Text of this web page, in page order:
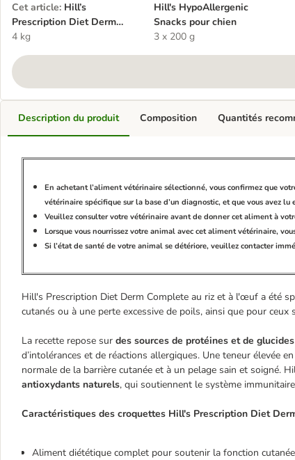
Cet article: Hill’s
Prescription Diet Derm
Complete Riz et œuf
4 kg
Hill's HypoAllergenic
Snacks pour chien
3 x 200 g
Description du produit
En achetant l’aliment vétérinaire sélectionné, vous confirmez que
vétérinaire spécifique sur la base d’un diagnostic, et que vous avez
Veuillez consulter votre vétérinaire avant de donner cet aliment à
Lorsque vous nourrissez votre animal avec cet aliment vétérinaire,
Si l’état de santé de votre animal se détériore, veuillez contacter
Hill's Prescription Diet Derm Complete au riz et à l'œuf a été
cutanés ou à une perte excessive de poils, ainsi que pour
La recette repose sur des sources de protéines et de
d’intolérances et de réactions allergiques. Une teneur élevée en
normale de la barrière cutanée et à un pelage sain et soigné.
antioxydants naturels, qui soutiennent le système
Caractéristiques des croquettes Hill's Prescription Diet
Aliment diététique complet pour soutenir la fonction
Composition Quantités